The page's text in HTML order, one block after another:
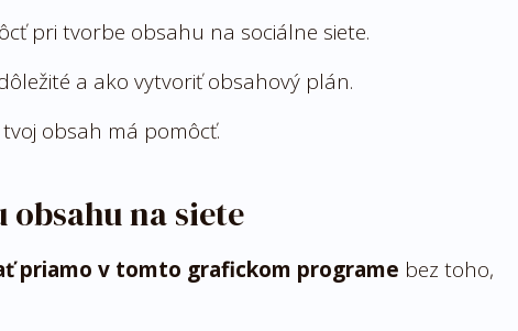
pri tvorbe obsahu na sociálne siete.
a ako vytvoriť obsahový plán.
obsah má pomôcť.
na siete
priamo v tomto grafickom programe bez toho,